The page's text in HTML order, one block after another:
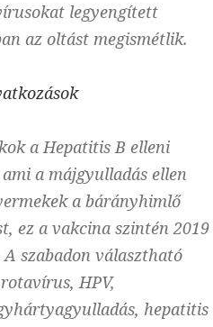
legyengített
az oltást megismétlik.
a Hepatitis B elleni
a májgyulladás ellen
a bárányhimlő
ez a vakcina szintén 2019
szabadon választható
HPV,
hepatitis